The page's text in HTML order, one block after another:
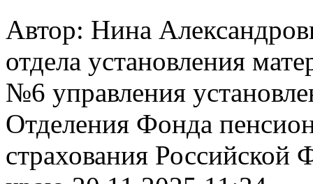
Автор: Нина
отдела установления
№6 управления
Отделения Фонда
страхования Российской